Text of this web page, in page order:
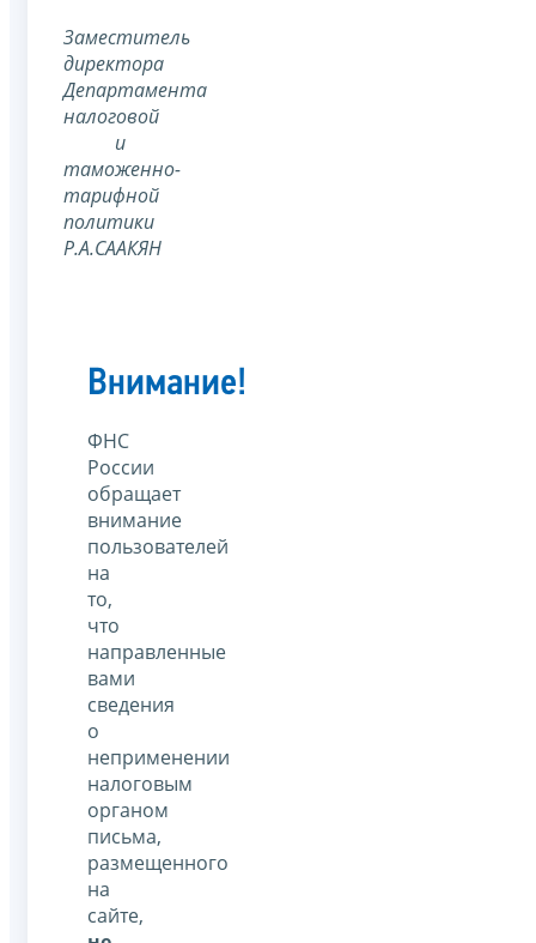
Заместитель
директора
Департамента
налоговой
и
таможенно-
тарифной
политики
Р.А.СААКЯН
Внимание!
ФНС
России
обращает
внимание
пользователей
на
то,
что
направленные
вами
сведения
о
неприменении
налоговым
органом
письма,
размещенного
на
сайте,